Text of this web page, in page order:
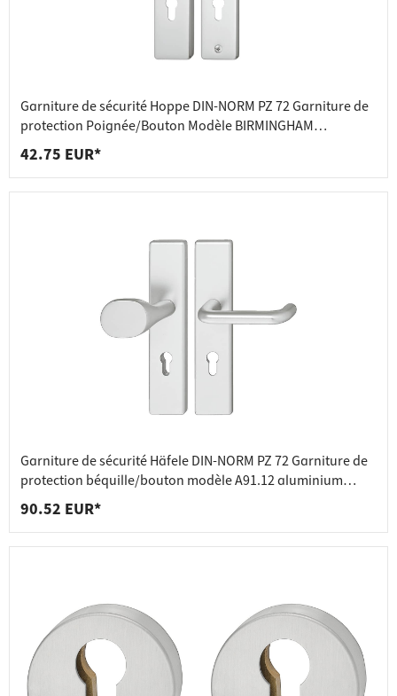
Garniture de sécurité Hoppe DIN-NORM PZ 72 Garniture de
protection Poignée/Bouton Modèle BIRMINGHAM
Aluminium
42.75 EUR*
Garniture de sécurité Häfele DIN-NORM PZ 72 Garniture de
protection béquille/bouton modèle A91.12 aluminium
argenté
90.52 EUR*